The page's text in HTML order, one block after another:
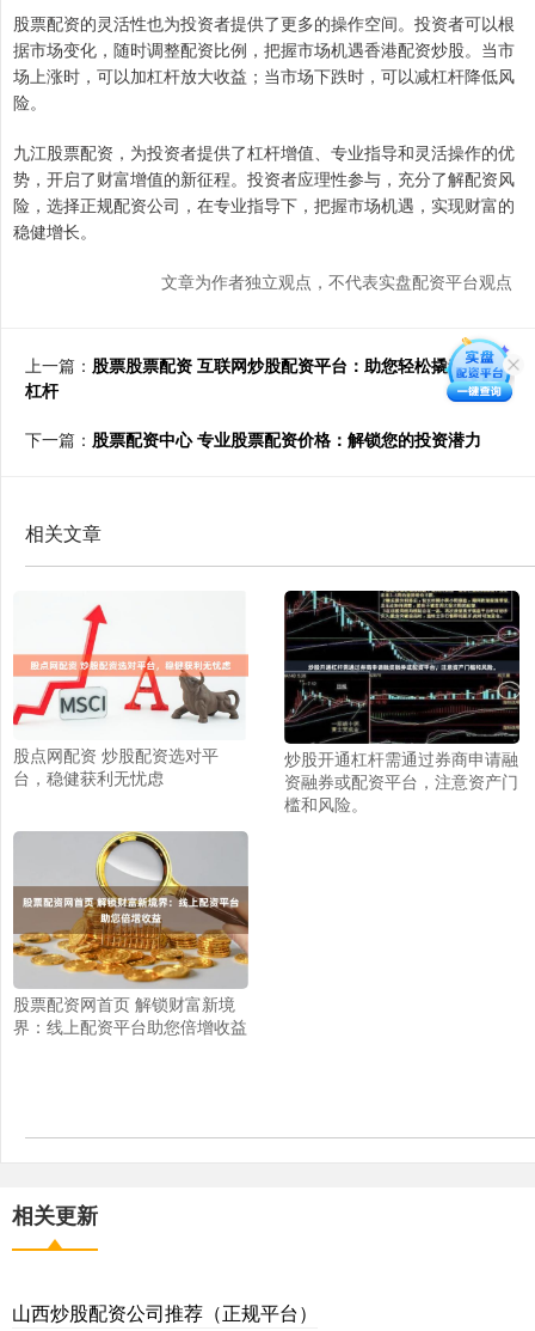
股票配资的灵活性也为投资者提供了更多的操作空间。投资者可以根
据市场变化，随时调整配资比例，把握市场机遇香港配资炒股。当市
场上涨时，可以加杠杆放大收益；当市场下跌时，可以减杠杆降低风
险。
九江股票配资，为投资者提供了杠杆增值、专业指导和灵活操作的优
势，开启了财富增值的新征程。投资者应理性参与，充分了解配资风
险，选择正规配资公司，在专业指导下，把握市场机遇，实现财富的
稳健增长。
文章为作者独立观点，不代表实盘配资平台观点
上一篇： 股票股票配资 互联网炒股配资平台：助您轻松撬动财富
杠杆
下一篇： 股票配资中心 专业股票配资价格：解锁您的投资潜力
相关文章
股点网配资 炒股配资选对平
台，稳健获利无忧虑
炒股开通杠杆需通过券商申请融
资融券或配资平台，注意资产门
槛和风险。
股票配资网首页 解锁财富新境
界：线上配资平台助您倍增收益
相关更新
山西炒股配资公司推荐（正规平台）